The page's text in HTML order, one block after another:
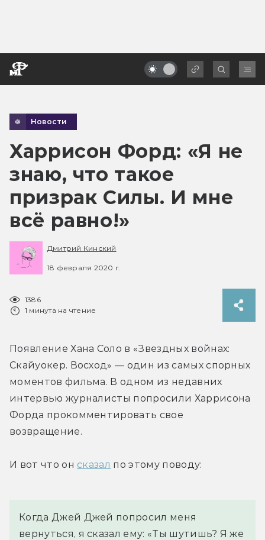
Новости
Харрисон Форд: «Я не
знаю, что такое
призрак Силы. И мне
всё равно!»
Дмитрий Кинский
18 февраля 2020 г.
1386
1 минута на чтение
Появление Хана Соло в «Звездных войнах:
Скайуокер. Восход» — один из самых спорных
моментов фильма. В одном из недавних
интервью журналисты попросили Харрисона
Форда прокомментировать свое
возвращение.
И вот что он сказал по этому поводу:
Когда Джей Джей попросил меня
вернуться, я сказал ему: «Ты шутишь? Я же